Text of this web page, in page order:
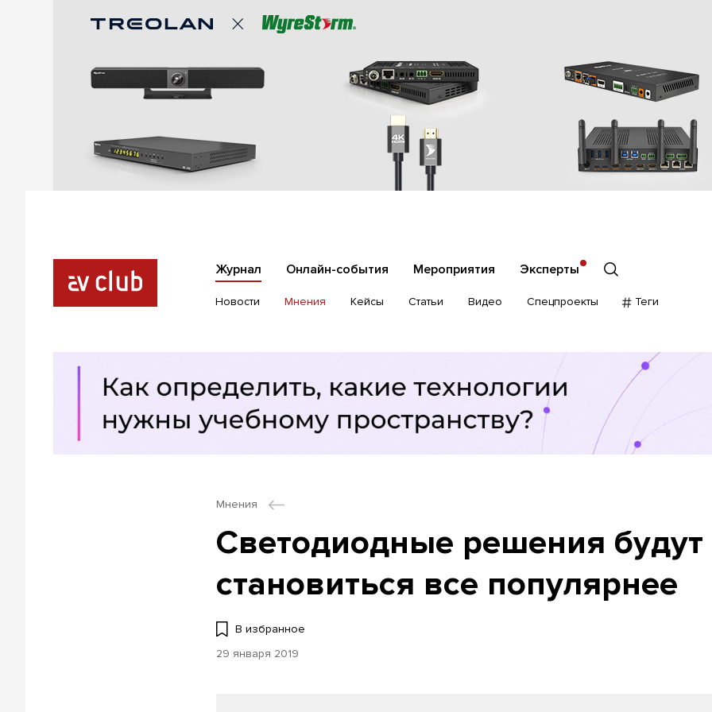
Журнал Онлайн-события Мероприятия Эксперты
Новости Мнения Кейсы Статьи Видео Спецпроекты Теги
Мнения
Светодиодные решения будут
становиться все популярнее
В избранное
29 января 2019